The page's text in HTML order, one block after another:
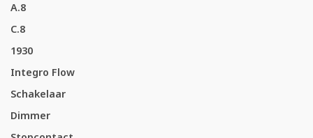
A.8
C.8
1930
Integro Flow
Schakelaar
Dimmer